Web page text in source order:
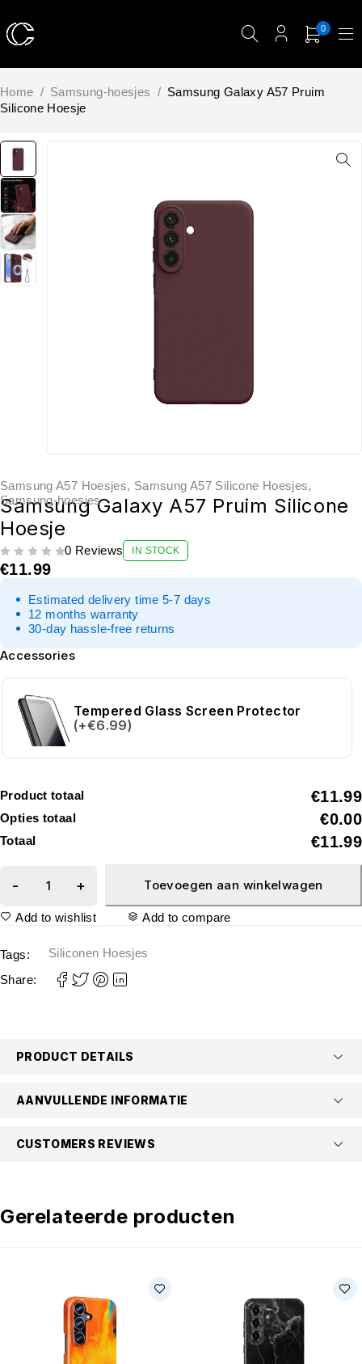
0
Home / Samsung-hoesjes / Samsung Galaxy A57 Pruim
Silicone Hoesje
Samsung A57 Hoesjes, Samsung A57 Silicone Hoesjes,
Samsung-hoesjes
Samsung Galaxy A57 Pruim Silicone
Hoesje
0 Reviews IN STOCK
€11.99
Estimated delivery time 5-7 days
12 months warranty
30-day hassle-free returns
Accessories
Tempered Glass Screen Protector
(+€6.99)
Product totaal €11.99
Opties totaal €0.00
Totaal €11.99
Toevoegen aan winkelwagen
Add to wishlist Add to compare
Tags:
Siliconen Hoesjes
Share:
PRODUCT DETAILS
AANVULLENDE INFORMATIE
CUSTOMERS REVIEWS
Gerelateerde producten